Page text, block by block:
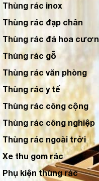
Thùng rác inox
Thùng rác đạp chân
Thùng rác đá hoa
Thùng rác gỗ
Thùng rác văn phòng
Thùng rác y tế
Thùng rác công cộng
Thùng rác công nghiệp
Thùng rác ngoài trời
Xe thu gom rác
Phụ kiện thùng rác
Thùng Rác Nhựa 660 Lít 4
Size: 1370 x 710 x
Xem chi tiết